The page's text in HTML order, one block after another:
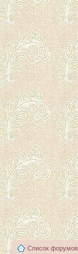
Список форумов